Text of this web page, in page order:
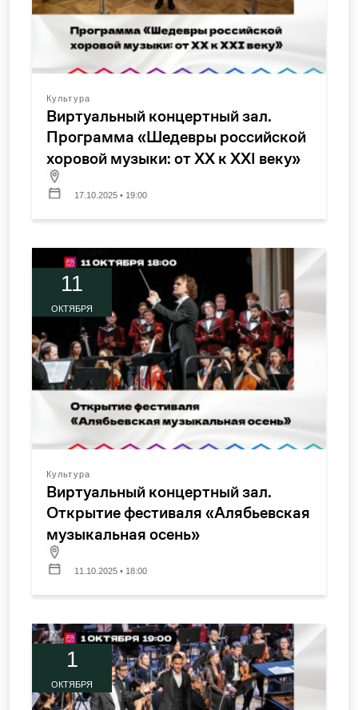
Культура
Виртуальный концертный зал.
Программа «Шедевры российской
хоровой музыки: от XX к XXI веку»
17.10.2025 • 19:00
11
ОКТЯБРЯ
Культура
Виртуальный концертный зал.
Открытие фестиваля «Алябьевская
музыкальная осень»
11.10.2025 • 18:00
1
ОКТЯБРЯ